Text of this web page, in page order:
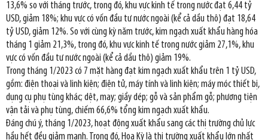
13,6% so với tháng trước, trong đó, khu vực kinh tế trong nước đạt 6,44 tỷ
USD, giảm 18%; khu vực có vốn đầu tư nước ngoài (kể cả dầu thô) đạt 18,64
tỷ USD, giảm 12%. So với cùng kỳ năm trước, kim ngạch xuất khẩu hàng hóa
tháng 1 giảm 21,3%, trong đó, khu vực kinh tế trong nước giảm 27,1%, khu
vực có vốn đầu tư nước ngoài (kể cả dầu thô) giảm 19%.
Trong tháng 1/2023 có 7 mặt hàng đạt kim ngạch xuất khẩu trên 1 tỷ USD,
gồm: điện thoại và linh kiện; điện tử, máy tính và linh kiện; máy móc thiết bị,
dụng cụ phụ tùng khác; dệt, may; giầy dép; gỗ và sản phẩm gỗ; phương tiện
vận tải và phụ tùng, chiếm 66,6% tổng kim ngạch xuất khẩu.
Đáng chú ý, tháng 1/2023, hoạt động xuất khẩu sang các thị trường chủ lực
hầu hết đều giảm mạnh. Trong đó, Hoa Kỳ là thị trường xuất khẩu lớn nhất